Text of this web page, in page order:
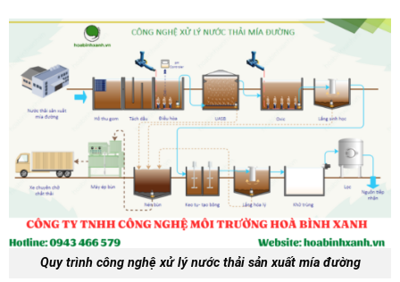
Quy trình công nghệ xử lý nước thải sản xuất mía đường